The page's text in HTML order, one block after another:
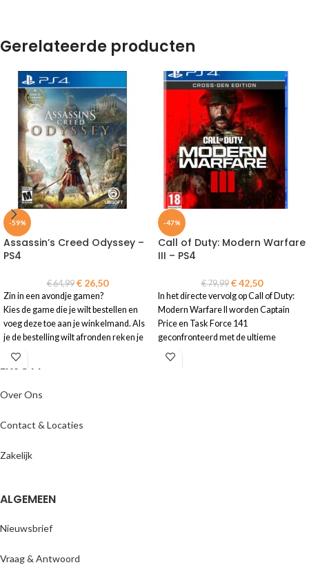
Gerelateerde producten
-59%
Assassin’s Creed Odyssey –
PS4
€64,99 €26,50
Zin in een avondje gamen?
Kies de game die je wilt bestellen en
voeg deze toe aan je winkelmand. Als
je de bestelling wilt afronden reken je
de game eenvoudig en veilig af in de
opgegeven levertijd.
-47%
Call of Duty: Modern Warfare
III – PS4
€79,99 €42,50
In het directe vervolg op Call of Duty:
Modern Warfare II worden Captain
Price en Task Force 141
geconfronteerd met de ultieme
bedreiging.
ENJOYY
Over Ons
Contact & Locaties
Zakelijk
ALGEMEEN
Nieuwsbrief
Vraag & Antwoord